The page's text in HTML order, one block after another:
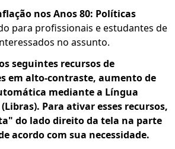
nos Anos 80: Políticas
para profissionais e estudantes de
no assunto.
seguintes recursos de
em alto-contraste, aumento de
mediante a Língua
Para ativar esses recursos,
do lado direito da tela na parte
acordo com sua necessidade.